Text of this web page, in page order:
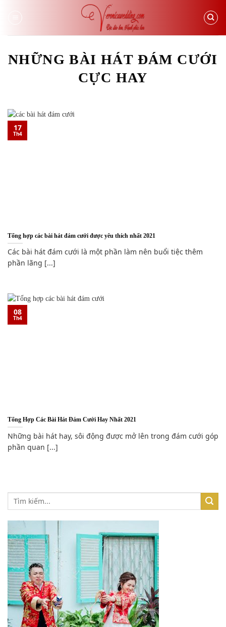
NHỮNG BÀI HÁT ĐÁM CƯỚI
CỰC HAY
Tổng hợp các bài hát đám cưới được yêu thích nhất 2021
Các bài hát đám cưới là một phần làm nên buổi tiệc thêm
phần lãng [...]
17
Th4
Tổng Hợp Các Bài Hát Đám Cưới Hay Nhất 2021
Những bài hát hay, sôi động được mở lên trong đám cưới góp
phần quan [...]
08
Th4